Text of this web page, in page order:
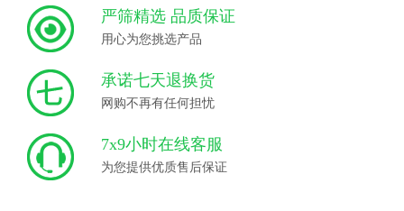
严筛精选 品质保证
用心为您挑选产品
承诺七天退换货
网购不再有任何担忧
7x9小时在线客服
为您提供优质售后保证